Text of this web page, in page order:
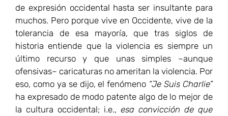
de expresión occidental hasta ser insultante para
muchos. Pero porque vive en Occidente, vive de la
tolerancia de esa mayoría, que tras siglos de
historia entiende que la violencia es siempre un
último recurso y que unas simples –aunque
ofensivas– caricaturas no ameritan la violencia. Por
eso, como ya se dijo, el fenómeno “Je Suis Charlie”
ha expresado de modo patente algo de lo mejor de
la cultura occidental; i.e., esa convicción de que